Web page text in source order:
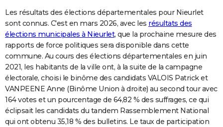
COPAINS D'AVANT
S'inscrire
Se connecter
Lycées
Collèges
Primaires
Universités
Entreprises
Service militaire
Avis de recherche
AVIS DE DÉCÈS
Bricolage
Lifestyle
Culture
Sport
Auto
Television
Voyage
Cinema
Les résultats des élections départementales pour Nieurlet
sont connus. C'est en mars 2026, avec les résultats des
élections municipales à Nieurlet, que la prochaine mesure des
rapports de force politiques sera disponible dans cette
commune. Au cours des élections départementales en juin
2021, les habitants de la ville ont, à la suite de la campagne
électorale, choisi le binôme des candidats VALOIS Patrick et
VANPEENE Anne (Binôme Union à droite) au second tour avec
164 votes et un pourcentage de 64,82 % des suffrages, ce qui
éclipsait les candidats du tandem Rassemblement National
qui ont obtenu 35,18 % des bulletins. Le taux de participation